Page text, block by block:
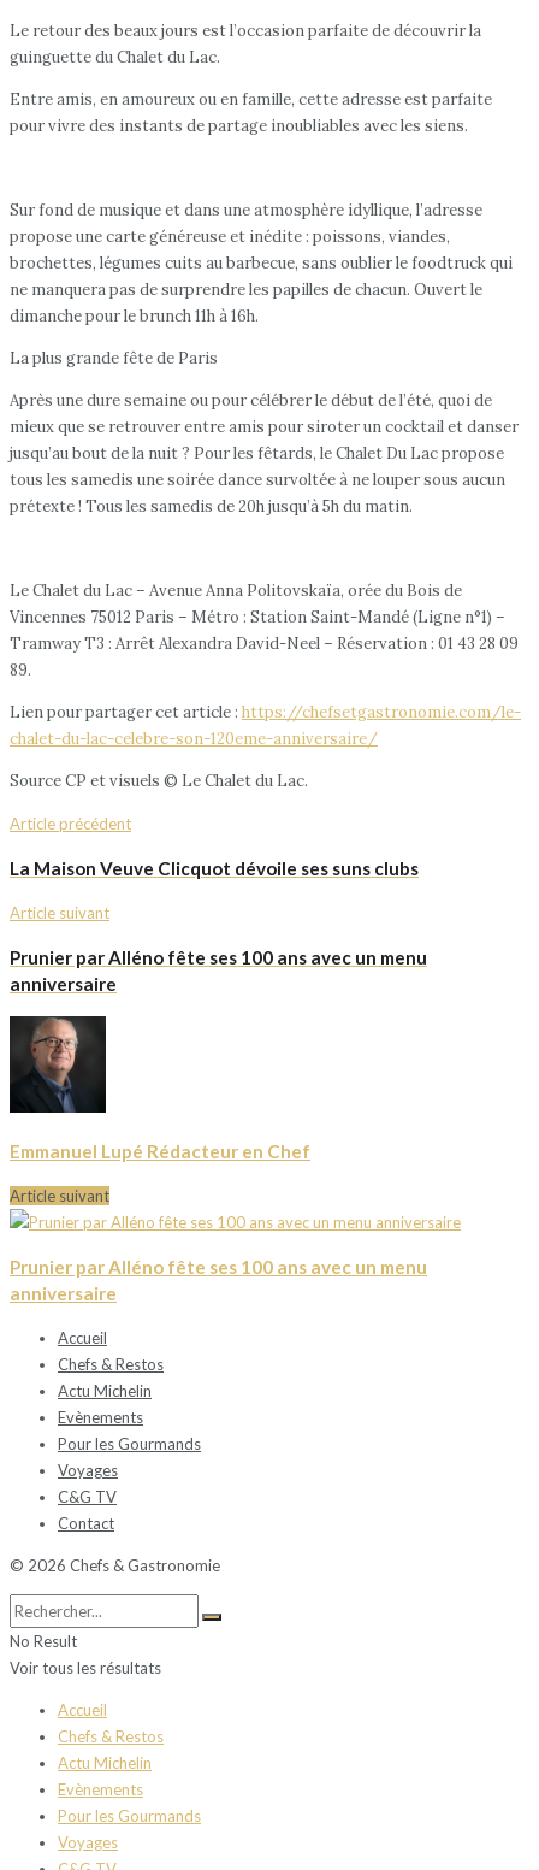
Le retour des beaux jours est l’occasion parfaite de découvrir la
guinguette du Chalet du Lac.
Entre amis, en amoureux ou en famille, cette adresse est parfaite
pour vivre des instants de partage inoubliables avec les siens.
Sur fond de musique et dans une atmosphère idyllique, l’adresse
propose une carte généreuse et inédite : poissons, viandes,
brochettes, légumes cuits au barbecue, sans oublier le foodtruck qui
ne manquera pas de surprendre les papilles de chacun. Ouvert le
dimanche pour le brunch 11h à 16h.
La plus grande fête de Paris
Après une dure semaine ou pour célébrer le début de l’été, quoi de
mieux que se retrouver entre amis pour siroter un cocktail et danser
jusqu’au bout de la nuit ? Pour les fêtards, le Chalet Du Lac propose
tous les samedis une soirée dance survoltée à ne louper sous aucun
prétexte ! Tous les samedis de 20h jusqu’à 5h du matin.
Le Chalet du Lac – Avenue Anna Politovskaïa, orée du Bois de
Vincennes 75012 Paris – Métro : Station Saint-Mandé (Ligne n°1) –
Tramway T3 : Arrêt Alexandra David-Neel – Réservation : 01 43 28 09
89.
Lien pour partager cet article : https://chefsetgastronomie.com/le-
chalet-du-lac-celebre-son-120eme-anniversaire/
Source CP et visuels © Le Chalet du Lac.
Article précédent
La Maison Veuve Clicquot dévoile ses suns clubs
Article suivant
Prunier par Alléno fête ses 100 ans avec un menu
anniversaire
Emmanuel Lupé Rédacteur en Chef
Article suivant
Prunier par Alléno fête ses 100 ans avec un menu
anniversaire
Accueil
Chefs & Restos
Actu Michelin
Evènements
Pour les Gourmands
Voyages
C&G TV
Contact
© 2026 Chefs & Gastronomie
No Result
Voir tous les résultats
Accueil
Chefs & Restos
Actu Michelin
Evènements
Pour les Gourmands
Voyages